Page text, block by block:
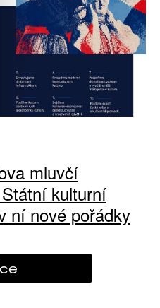
mluvčí
kulturní
ní nové pořádky